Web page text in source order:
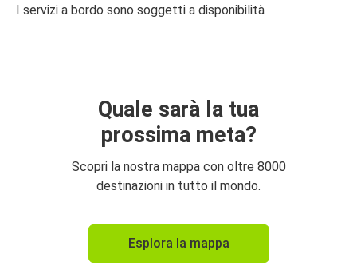
I servizi a bordo sono soggetti a disponibilità
Quale sarà la tua
prossima meta?
Scopri la nostra mappa con oltre 8000
destinazioni in tutto il mondo.
Esplora la mappa